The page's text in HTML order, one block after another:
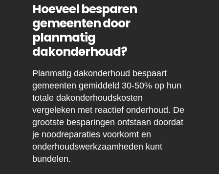
Hoeveel besparen
gemeenten door
planmatig
dakonderhoud?
Planmatig dakonderhoud bespaart
gemeenten gemiddeld 30-50% op hun
totale dakonderhoudskosten
vergeleken met reactief onderhoud. De
grootste besparingen ontstaan doordat
je noodreparaties voorkomt en
onderhoudswerkzaamheden kunt
bundelen.